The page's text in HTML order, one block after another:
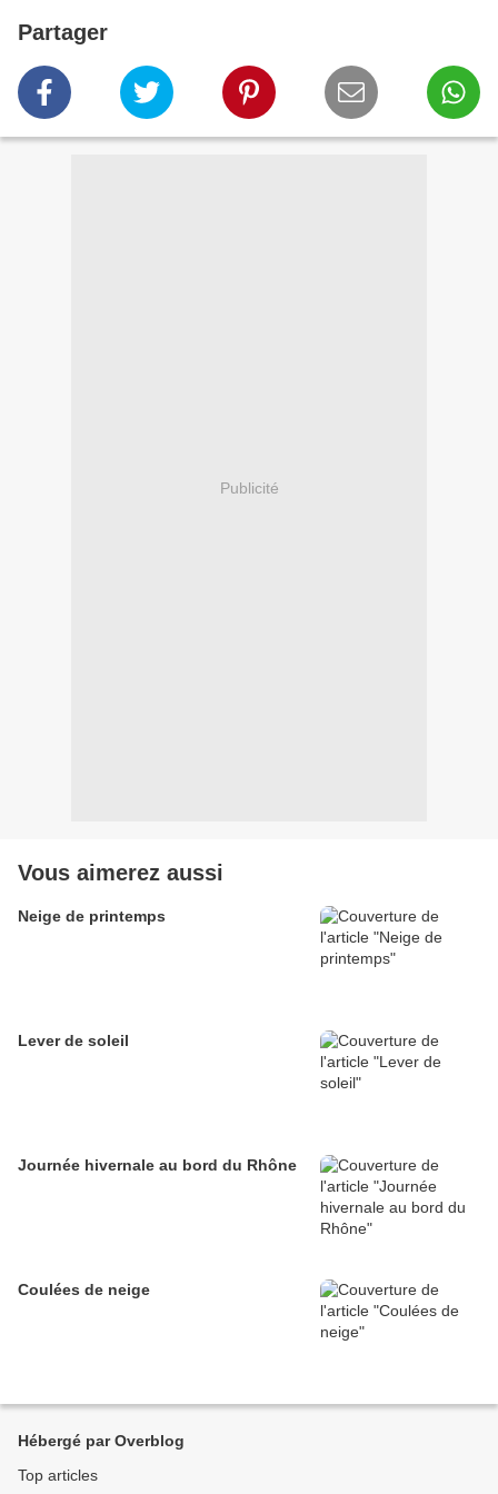
Partager
Publicité
Vous aimerez aussi
Neige de printemps
Lever de soleil
Journée hivernale au bord du Rhône
Coulées de neige
Hébergé par Overblog
Top articles